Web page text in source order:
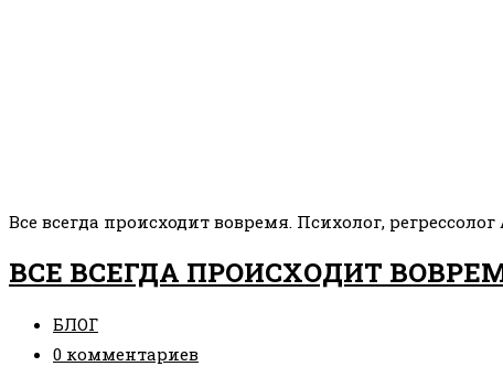
Все всегда происходит вовремя. Психолог,
ВСЕ ВСЕГДА ПРОИСХОДИТ
Рубрика
записи:
БЛОГ
Комментарии
0 комментариев